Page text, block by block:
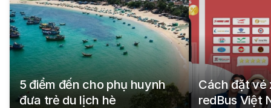
5 điểm đến cho phụ huynh
đưa trẻ du lịch hè
Cách đặt vé
redBus Việt